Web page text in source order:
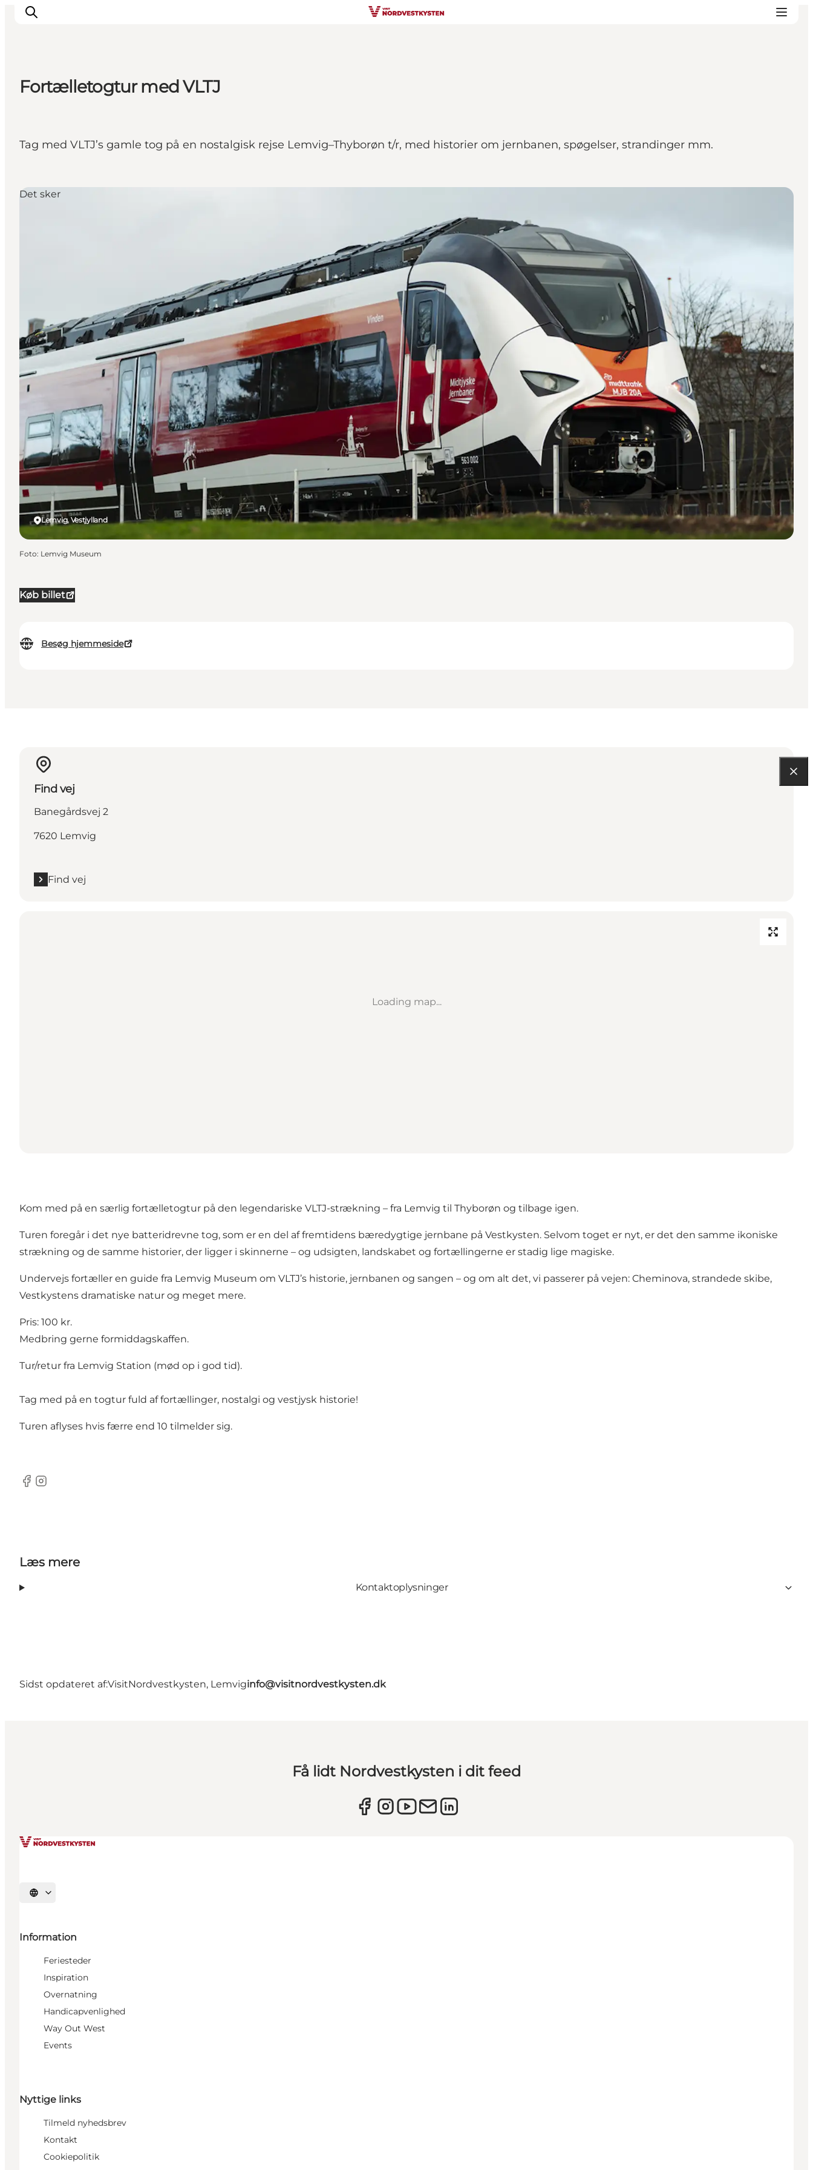
Handicapvenlig ferie
Events
Planlæg din ferie
Fortælletogtur med VLTJ
Tag med VLTJ’s gamle tog på en nostalgisk rejse Lemvig–Thyborøn t/r, med historier om jernbanen, spøgelser, strandinger mm.
Køb billet
Besøg hjemmeside
Lemvig, Vestjylland
Det sker
Foto: Lemvig Museum
Find vej
Banegårdsvej 2
7620 Lemvig
Find vej
Loading map...
Kom med på en særlig fortælletogtur på den legendariske VLTJ-strækning – fra Lemvig til Thyborøn og tilbage igen.
Turen foregår i det nye batteridrevne tog, som er en del af fremtidens bæredygtige jernbane på Vestkysten. Selvom toget er nyt, er det den samme ikoniske
strækning og de samme historier, der ligger i skinnerne – og udsigten, landskabet og fortællingerne er stadig lige magiske.
Undervejs fortæller en guide fra Lemvig Museum om VLTJ’s historie, jernbanen og sangen – og om alt det, vi passerer på vejen: Cheminova, strandede skibe,
Vestkystens dramatiske natur og meget mere.
Pris: 100 kr.
Medbring gerne formiddagskaffen.
Tur/retur fra Lemvig Station (mød op i god tid).
Tag med på en togtur fuld af fortællinger, nostalgi og vestjysk historie!
Turen aflyses hvis færre end 10 tilmelder sig.
Facebook
Instagram
Læs mere
Kontaktoplysninger
Sidst opdateret af:VisitNordvestkysten, Lemviginfo@visitnordvestkysten.dk
Få lidt Nordvestkysten i dit feed
Vælg sprog
Information
Feriesteder
Inspiration
Overnatning
Handicapvenlighed
Way Out West
Events
Nyttige links
Tilmeld nyhedsbrev
Kontakt
Cookiepolitik